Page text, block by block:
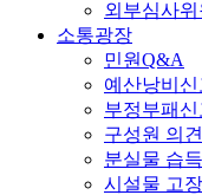
외부심사위
소통광장
민원Q&A
예산낭비신
부정부패신
구성원 의
분실물 습
시설물 고